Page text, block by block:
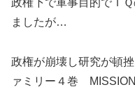
政権下で軍事目的でＩ
ましたが…
政権が崩壊し研究が頓
ァミリー４巻 MISSION